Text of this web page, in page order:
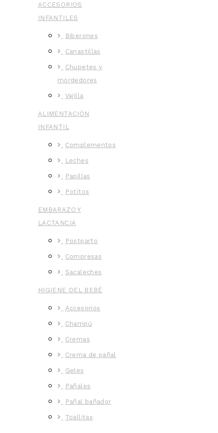
ACCESORIOS
INFANTILES
Biberones
Canastillas
Chupetes y
mordedores
Vajilla
ALIMENTACIÓN
INFANTIL
Complementos
Leches
Papillas
Potitos
EMBARAZO Y
LACTANCIA
Postparto
Compresas
Sacaleches
HIGIENE DEL BEBÉ
Accesorios
Champú
Cremas
Crema de pañal
Geles
Pañales
Pañal bañador
Toallitas